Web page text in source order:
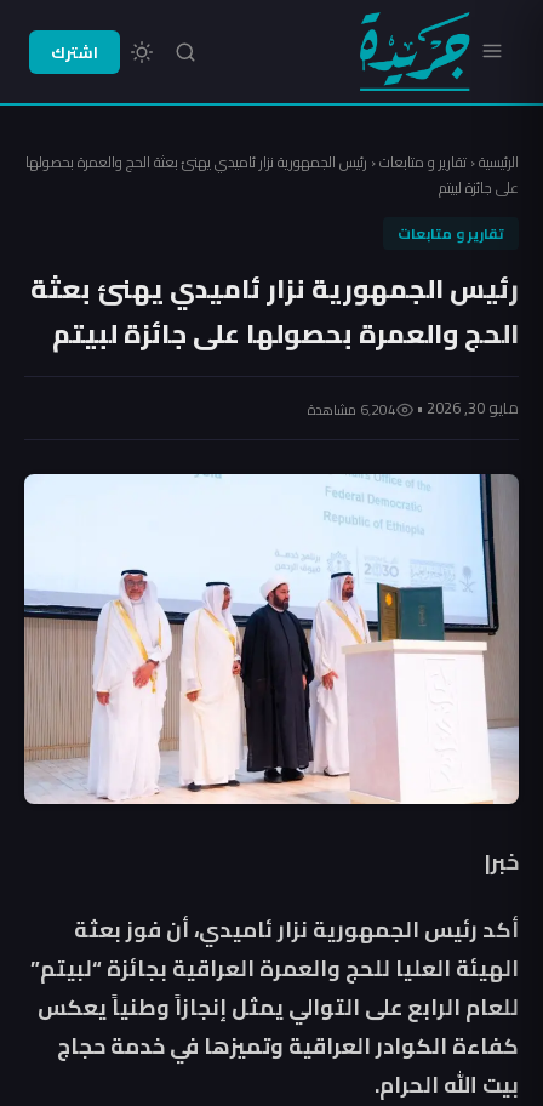
اشترك
الرئيسية‹تقارير و متابعات‹ رئيس الجمهورية نزار ئاميدي يهنئ بعثة الحج والعمرة بحصولها
على جائزة لبيتم
تقارير و متابعات
رئيس الجمهورية نزار ئاميدي يهنئ بعثة
الحج والعمرة بحصولها على جائزة لبيتم
مايو 30, 2026 • 6٬204 مشاهدة
خبر|
أكد رئيس الجمهورية نزار ئاميدي، أن فوز بعثة
الهيئة العليا للحج والعمرة العراقية بجائزة “لبيتم”
للعام الرابع على التوالي يمثل إنجازاً وطنياً يعكس
كفاءة الكوادر العراقية وتميزها في خدمة حجاج
بيت الله الحرام.